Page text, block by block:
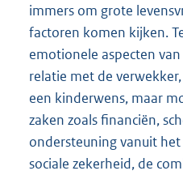
immers om grote
factoren komen kijken.
emotionele aspecten
relatie met de
een kinderwens, maar
zaken zoals financiën,
ondersteuning vanuit
sociale zekerheid, de